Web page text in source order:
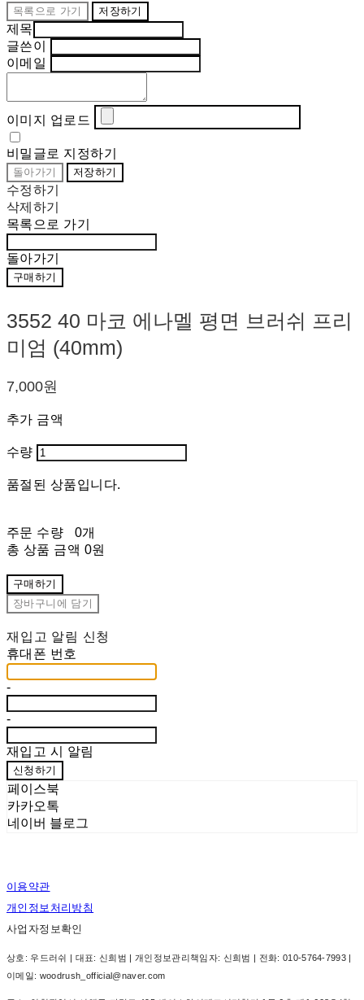
목록으로 가기 저장하기
제목
글쓴이
이메일
이미지 업로드
비밀글로 지정하기
돌아가기 저장하기
수정하기
삭제하기
목록으로 가기
돌아가기
구매하기
3552 40 마코 에나멜 평면 브러쉬 프리
미엄 (40mm)
7,000원
추가 금액
수량
품절된 상품입니다.
주문 수량
0개
총 상품 금액 0원
구매하기
장바구니에 담기
재입고 알림 신청
휴대폰 번호
-
-
재입고 시 알림
신청하기
페이스북
카카오톡
네이버 블로그
이용약관
개인정보처리방침
사업자정보확인
상호: 우드러쉬 | 대표: 신희범 | 개인정보관리책임자: 신희범 | 전화: 010-5764-7993 |
이메일: woodrush_official@naver.com